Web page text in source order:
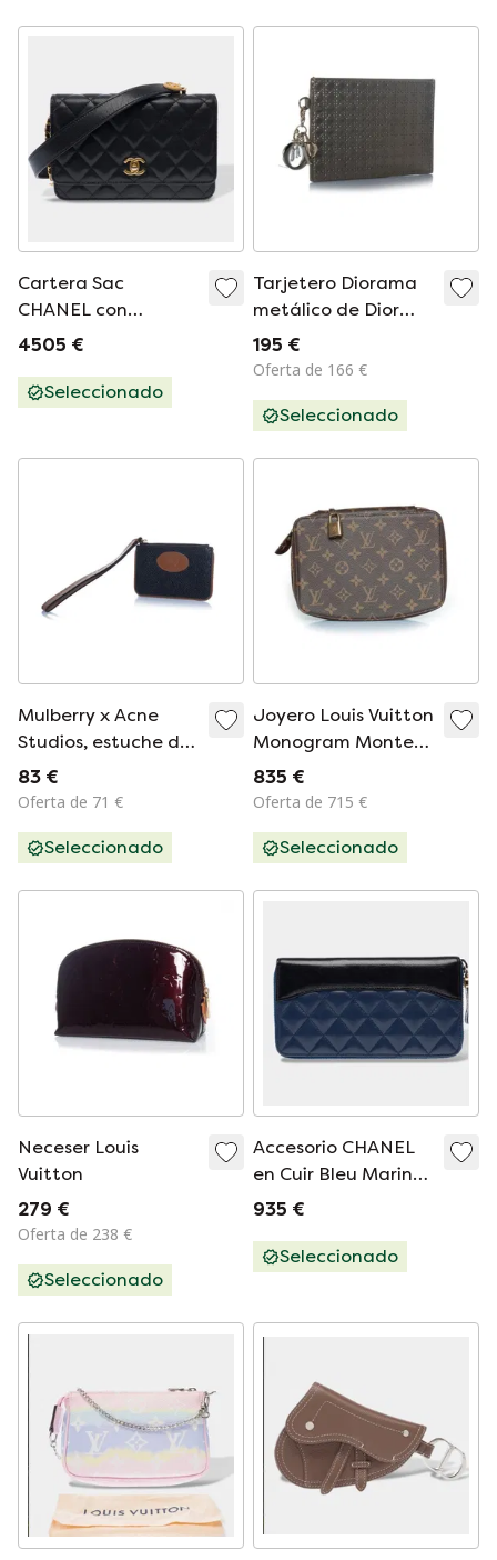
Cartera Sac
CHANEL con
cadena en Cuir Noir
4505 €
Seleccionado
Tarjetero Diorama
metálico de Dior
con colgante
195 €
Oferta de 166 €
Seleccionado
Mulberry x Acne
Studios, estuche de
muñeca negro y
marrón
83 €
Oferta de 71 €
Seleccionado
Joyero Louis Vuitton
Monogram Monte
Carlo
835 €
Oferta de 715 €
Seleccionado
Neceser Louis
Vuitton
279 €
Oferta de 238 €
Seleccionado
Accesorio CHANEL
en Cuir Bleu Marine
- 103258
935 €
Seleccionado